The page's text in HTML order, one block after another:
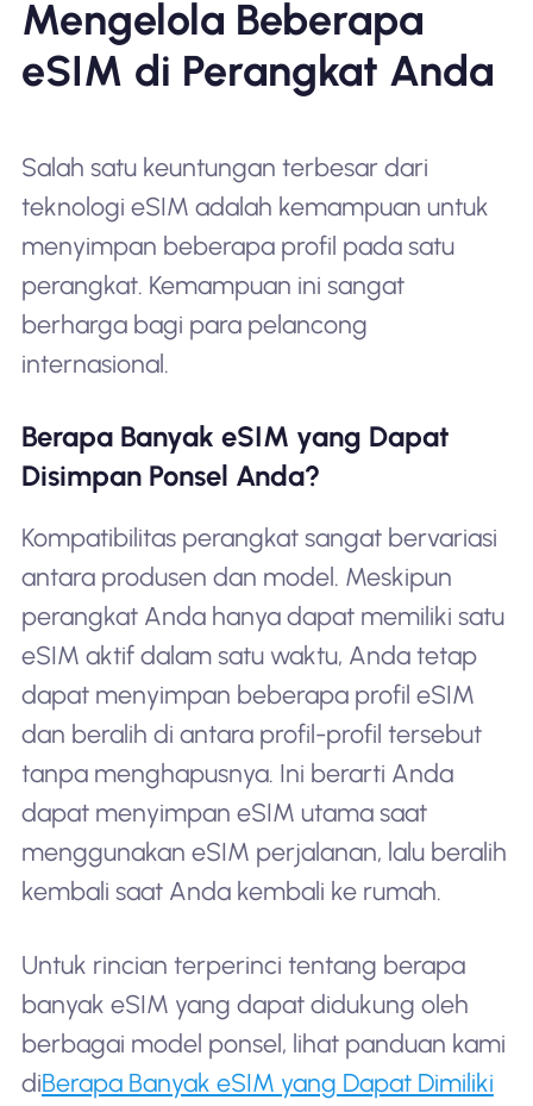
Mengelola Beberapa
eSIM di Perangkat Anda
Salah satu keuntungan terbesar dari
teknologi eSIM adalah kemampuan untuk
menyimpan beberapa profil pada satu
perangkat. Kemampuan ini sangat
berharga bagi para pelancong
internasional.
Berapa Banyak eSIM yang Dapat
Disimpan Ponsel Anda?
Kompatibilitas perangkat sangat bervariasi
antara produsen dan model. Meskipun
perangkat Anda hanya dapat memiliki satu
eSIM aktif dalam satu waktu, Anda tetap
dapat menyimpan beberapa profil eSIM
dan beralih di antara profil-profil tersebut
tanpa menghapusnya. Ini berarti Anda
dapat menyimpan eSIM utama saat
menggunakan eSIM perjalanan, lalu beralih
kembali saat Anda kembali ke rumah.
Untuk rincian terperinci tentang berapa
banyak eSIM yang dapat didukung oleh
berbagai model ponsel, lihat panduan kami
diBerapa Banyak eSIM yang Dapat Dimiliki